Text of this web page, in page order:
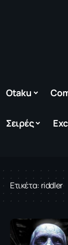
Otaku
Σειρές
Ετικέτα:riddler